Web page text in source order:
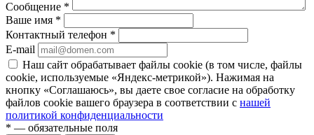
Сообщение *
Ваше имя *
Контактный телефон *
E-mail
Наш сайт обрабатывает файлы cookie (в том числе, файлы
cookie, используемые «Яндекс-метрикой»). Нажимая на
кнопку «Соглашаюсь», вы даете свое согласие на обработку
файлов cookie вашего браузера в соответствии с нашей
политикой конфиденциальности
* — обязательные поля